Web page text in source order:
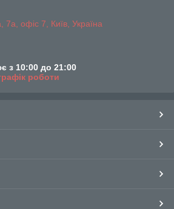
7а, офіс 7, Київ, Україна
з 10:00 до 21:00
роботи